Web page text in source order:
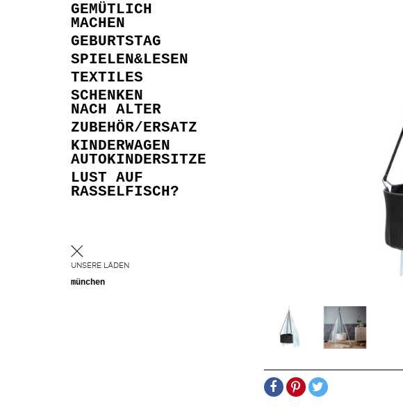
GEMÜTLICH
MACHEN
GEBURTSTAG
SPIELEN&LESEN
TEXTILES
SCHENKEN
NACH ALTER
ZUBEHÖR/ERSATZ
KINDERWAGEN
AUTOKINDERSITZE
LUST AUF
RASSELFISCH?
UNSERE LÄDEN
münchen